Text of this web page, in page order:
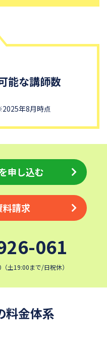
桐蔭学園中等教育学校
城中学校
京大学中学校
塚中等教育学校
北埼玉中学校
澤中学校
野学園中学校
和ルーテル学院中学校
京女学館中学校
蹊中学校
カリタス女子中学校
日本大学豊山中学校
能な講師数
年8月時点
申し込む
料請求
061
土19:00まで/日祝休）
料金体系